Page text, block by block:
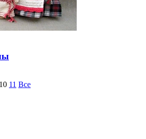
10 11 Все